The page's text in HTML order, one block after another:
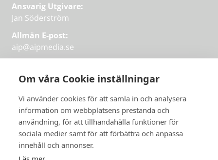
Om våra Cookie inställningar
Vi använder cookies för att samla in och analysera
information om webbplatsens prestanda och
användning, för att tillhandahålla funktioner för
sociala medier samt för att förbättra och anpassa
innehåll och annonser.
Få veckans bästa
artiklar i mejlen
Ansvarig Utgivare:
Jan Söderström
Allmän E-post:
aip@aipmedia.se
aip@flowyinfo.seeller 08-1210 60 40.
Instagram
LinkedIn
Twitter
Facebook
Få veckans bästa
artiklar på mejlen